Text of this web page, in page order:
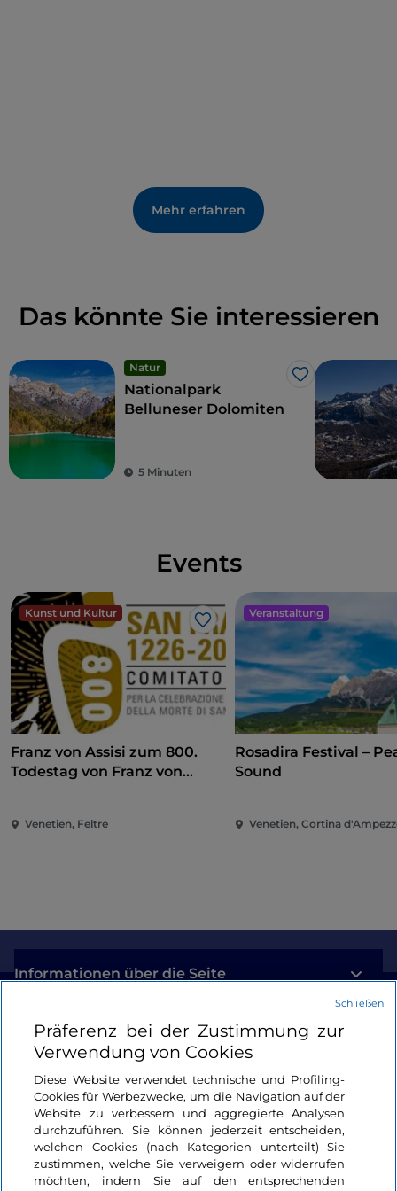
Meldolla, genanntlo Schiavone, Jacopo Da Ponte,
Andrea Brustolon, Gaspare Diziani und andere.
Mehr erfahren
Das könnte Sie interessieren
Natur
Like
Nationalpark
Belluneser Dolomiten
5 Minuten
Events
Kunst und Kultur
Like
Franz von Assisi zum 800.
Todestag von Franz von
Venetien, Feltre
Veranstaltung
Rosadira Festival –
Sound
Venetien, Cortina
Informationen über die Seite
Nützliche Links
Login
Bleiben wir in Kontakt
Präferenz bei der Zustimmung zur
Verwendung von Cookies
Diese Website verwendet technische und Profiling-
Cookies für Werbezwecke, um die Navigation auf der
Website zu verbessern und aggregierte Analysen
durchzuführen. Sie können jederzeit entscheiden,
welchen Cookies (nach Kategorien unterteilt) Sie
zustimmen, welche Sie verweigern oder widerrufen
möchten, indem Sie auf den entsprechenden
Schließen